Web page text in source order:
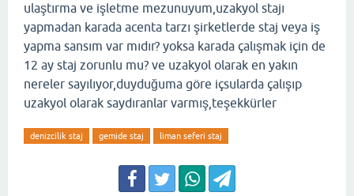
ulaştırma ve işletme mezunuyum,uzakyol stajı
yapmadan karada acenta tarzı şirketlerde staj veya iş
yapma sansım var mıdır? yoksa karada çalışmak için de
12 ay staj zorunlu mu? ve uzakyol olarak en yakın
nereler sayılıyor,duyduğuma göre içsularda çalışıp
uzakyol olarak saydıranlar varmış,teşekkürler
denizcilik staj gemide staj liman seferi staj